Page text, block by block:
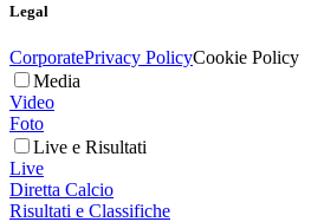
Legal
CorporatePrivacy PolicyCookie Policy
Media
Video
Foto
Live e Risultati
Live
Diretta Calcio
Risultati e Classifiche